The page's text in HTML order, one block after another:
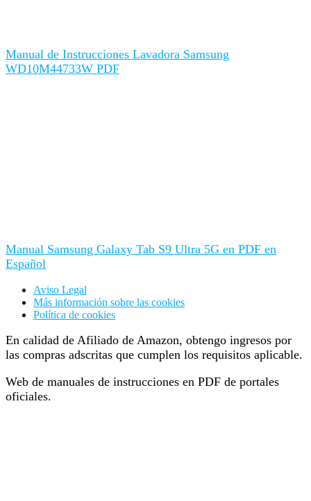
Manual de Instrucciones Lavadora Samsung
WD10M44733W PDF
Manual Samsung Galaxy Tab S9 Ultra 5G en PDF en
Español
Aviso Legal
Más información sobre las cookies
Política de cookies
En calidad de Afiliado de Amazon, obtengo ingresos por
las compras adscritas que cumplen los requisitos aplicable.
Web de manuales de instrucciones en PDF de portales
oficiales.